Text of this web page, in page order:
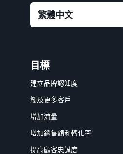
目標
建立品牌認知度
觸及更多客戶
增加流量
增加銷售額和轉化率
提高顧客忠誠度